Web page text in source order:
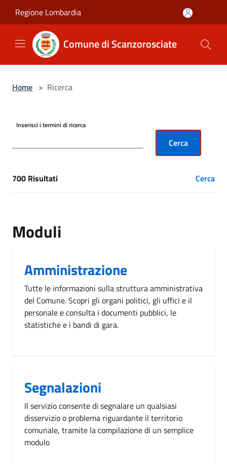
Regione Lombardia
Comune di Scanzorosciate
Home > Ricerca
Inserisci i termini di ricerca
Cerca
[results] Risultati
700 Risultati Cerca
Moduli
Amministrazione
Tutte le informazioni sulla struttura amministrativa
del Comune. Scopri gli organi politici, gli uffici e il
personale e consulta i documenti pubblici, le
statistiche e i bandi di gara.
Segnalazioni
Il servizio consente di segnalare un qualsiasi
disservizio o problema riguardante il territorio
comunale, tramite la compilazione di un semplice
modulo